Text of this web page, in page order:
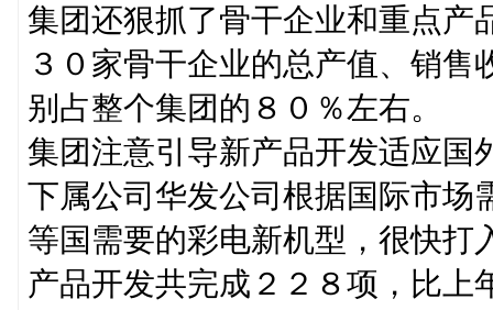
集团还狠抓了骨干企业和重点产
３０家骨干企业的总产值、销
别占整个集团的８０％左右。
集团注意引导新产品开发适应国
下属公司华发公司根据国际市场
等国需要的彩电新机型，很快打
产品开发共完成２２８项，比上